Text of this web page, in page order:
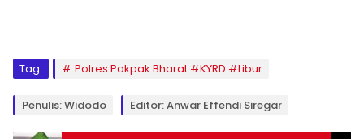
Tag: Polres Pakpak Bharat #KYRD #Libur
Penulis: Widodo Editor: Anwar Effendi Siregar